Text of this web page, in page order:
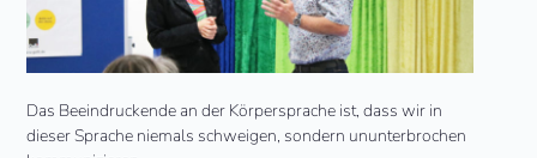
Das Beeindruckende an der Körpersprache ist, dass wir in
dieser Sprache niemals schweigen, sondern ununterbrochen